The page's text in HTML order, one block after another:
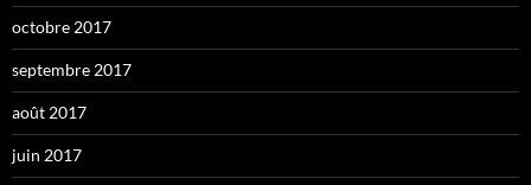
octobre 2017
septembre 2017
août 2017
juin 2017